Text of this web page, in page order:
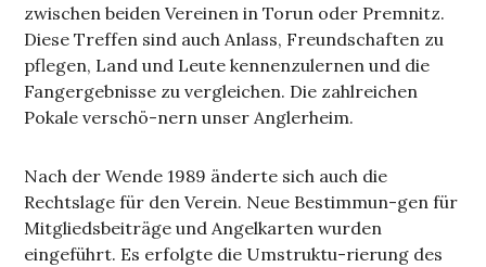
zwischen beiden Vereinen in Torun oder Premnitz.
Diese Treffen sind auch Anlass, Freundschaften zu
pflegen, Land und Leute kennenzulernen und die
Fangergebnisse zu vergleichen. Die zahlreichen
Pokale verschö-nern unser Anglerheim.
Nach der Wende 1989 änderte sich auch die
Rechtslage für den Verein. Neue Bestimmun-gen für
Mitgliedsbeiträge und Angelkarten wurden
eingeführt. Es erfolgte die Umstruktu-rierung des